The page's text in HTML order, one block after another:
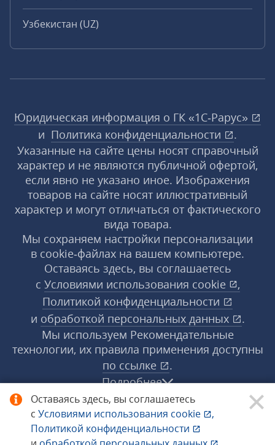
Оставаясь здесь, вы соглашаетесь
с Условиями использования cookie
,
Политикой конфиденциальности
Узбекистан (UZ)
Юридическая информация о ГК «1С‑Рарус»
и Политика конфиденциальности
.
Указанные на сайте цены носят справочный
характер и не являются публичной офертой,
если явно не указано иное. Изображения
товаров на сайте носят иллюстративный
характер и могут отличаться от фактического
вида товара.
Мы сохраняем настройки персонализации
в cookie‑файлах на вашем компьютере.
Оставаясь здесь, вы соглашаетесь
с Условиями использования cookie
,
Политикой конфиденциальности
и обработкой персональных данных
.
Мы используем Рекомендательные
технологии, их правила применения доступны
по ссылке
.
Подробнее
© 1998−2026 «1С‑Рарус» ®. Все права
защищены.